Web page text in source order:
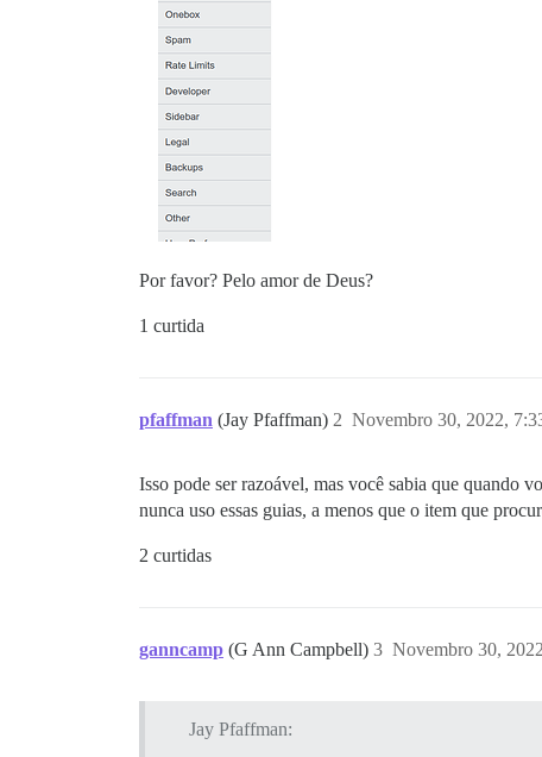
Por favor? Pelo amor de Deus?
1 curtida
pfaffman (Jay Pfaffman) Novembro 30, 2022,
2
Isso pode ser razoável, mas você sabia que quando
nunca uso essas guias, a menos que o item que
2 curtidas
ganncamp (G Ann Campbell) Novembro 30,
3
Jay Pfaffman: